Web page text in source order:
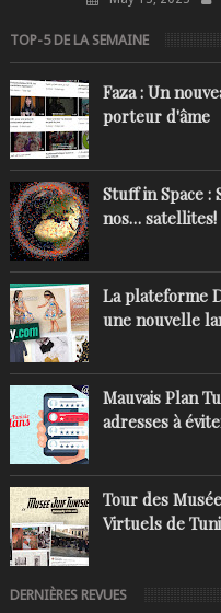
TOP-5 DE LA SEMAINE
Faza : Un
porteur d'âme
Stuff in Space :
nos… satellites!
La plateforme
une nouvelle
Mauvais Plan
adresses à
Tour des
Virtuels de
DERNIÈRES REVUES